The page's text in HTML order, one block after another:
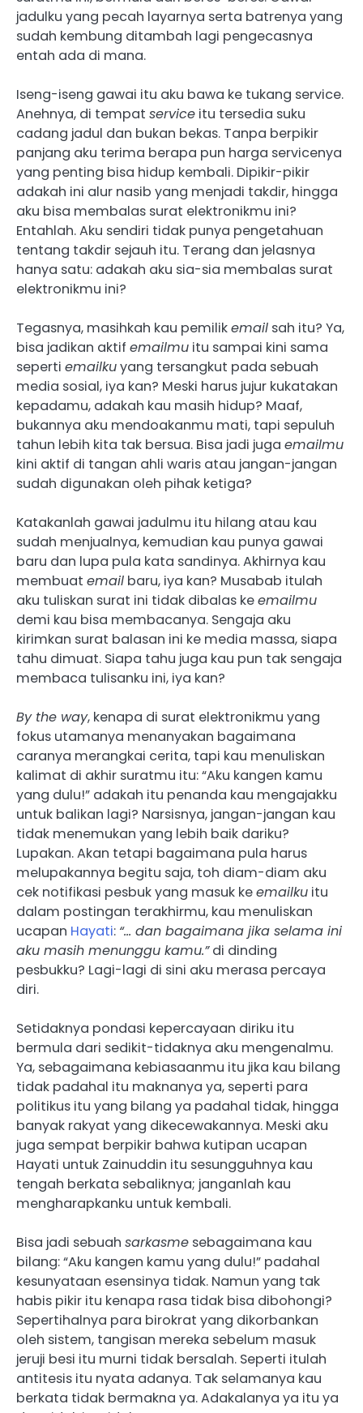
jadulku yang pecah layarnya serta batrenya yang
sudah kembung ditambah lagi pengecasnya
entah ada di mana.
Iseng-iseng gawai itu aku bawa ke tukang service.
Anehnya, di tempat service itu tersedia suku
cadang jadul dan bukan bekas. Tanpa berpikir
panjang aku terima berapa pun harga servicenya
yang penting bisa hidup kembali. Dipikir-pikir
adakah ini alur nasib yang menjadi takdir, hingga
aku bisa membalas surat elektronikmu ini?
Entahlah. Aku sendiri tidak punya pengetahuan
tentang takdir sejauh itu. Terang dan jelasnya
hanya satu: adakah aku sia-sia membalas surat
elektronikmu ini?
Tegasnya, masihkah kau pemilikemail sah itu? Ya,
bisa jadikan aktif emailmu itu sampai kini sama
seperti emailkuyang tersangkut pada sebuah
media sosial, iya kan? Meski harus jujur kukatakan
kepadamu, adakah kau masih hidup? Maaf,
bukannya aku mendoakanmu mati, tapi sepuluh
tahun lebih kita tak bersua. Bisa jadi juga emailmu
kini aktif di tangan ahli waris atau jangan-jangan
sudah digunakan oleh pihak ketiga?
Katakanlah gawai jadulmu itu hilang atau kau
sudah menjualnya, kemudian kau punya gawai
baru dan lupa pula kata sandinya. Akhirnya kau
membuat email baru, iya kan? Musabab itulah
aku tuliskan surat ini tidak dibalas keemailmu
demi kau bisa membacanya. Sengaja aku
kirimkan surat balasan ini ke media massa, siapa
tahu dimuat. Siapa tahu juga kau pun tak sengaja
membaca tulisanku ini, iya kan?
By the way, kenapa di surat elektronikmu yang
fokus utamanya menanyakan bagaimana
caranya merangkai cerita, tapi kau menuliskan
kalimat di akhir suratmu itu: “Aku kangen kamu
yang dulu!” adakah itu penanda kau mengajakku
untuk balikan lagi? Narsisnya, jangan-jangan kau
tidak menemukan yang lebih baik dariku?
Lupakan. Akan tetapi bagaimana pula harus
melupakannya begitu saja, toh diam-diam aku
cek notifikasi pesbuk yang masuk keemailku itu
dalam postingan terakhirmu, kau menuliskan
ucapan Hayati: “… dan bagaimana jika selama ini
aku masih menunggu kamu.”di dinding
pesbukku? Lagi-lagi di sini aku merasa percaya
diri.
Setidaknya pondasi kepercayaan diriku itu
bermula dari sedikit-tidaknya aku mengenalmu.
Ya, sebagaimana kebiasaanmu itu jika kau bilang
tidak padahal itu maknanya ya, seperti para
politikus itu yang bilang ya padahal tidak, hingga
banyak rakyat yang dikecewakannya. Meski aku
juga sempat berpikir bahwa kutipan ucapan
Hayati untuk Zainuddin itu sesungguhnya kau
tengah berkata sebaliknya; janganlah kau
mengharapkanku untuk kembali.
Bisa jadi sebuah sarkasme sebagaimana kau
bilang: “Aku kangen kamu yang dulu!” padahal
kesunyataan esensinya tidak. Namun yang tak
habis pikir itu kenapa rasa tidak bisa dibohongi?
Sepertihalnya para birokrat yang dikorbankan
oleh sistem, tangisan mereka sebelum masuk
jeruji besi itu murni tidak bersalah. Seperti itulah
antitesis itu nyata adanya. Tak selamanya kau
berkata tidak bermakna ya. Adakalanya ya itu ya